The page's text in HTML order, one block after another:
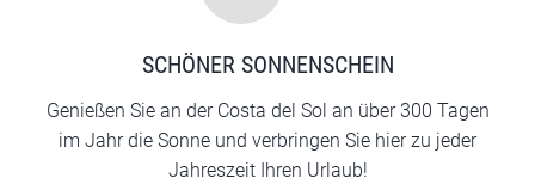
SCHÖNER SONNENSCHEIN
Genießen Sie an der Costa del Sol an über 300 Tagen
im Jahr die Sonne und verbringen Sie hier zu jeder
Jahreszeit Ihren Urlaub!